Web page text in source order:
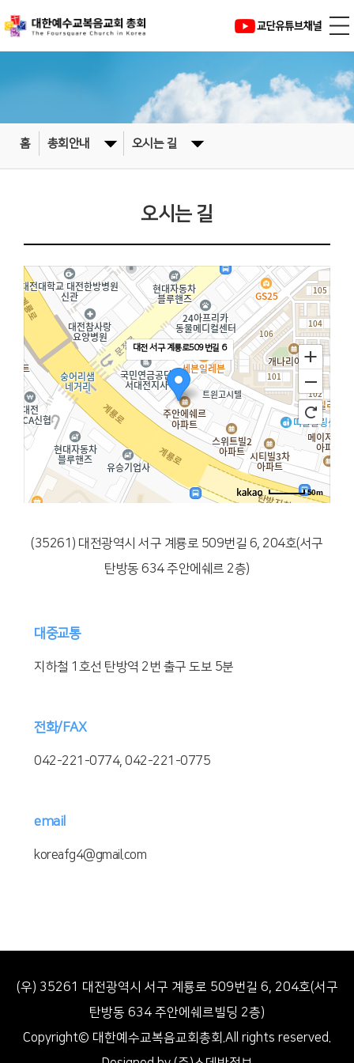
홈 총회안내 오시는 길
오시는 길
대전 서구 계룡로509번길 6
50m
(35261) 대전광역시 서구 계룡로 509번길 6, 204호(서구
탄방동 634 주안에쉐르 2층)
대중교통
지하철 1호선 탄방역 2번 출구 도보 5분
전화/FAX
042-221-0774, 042-221-0775
email
koreafg4@gmail.com
(우) 35261 대전광역시 서구 계룡로 509번길 6, 204호(서구
탄방동 634 주안에쉐르빌딩 2층)
Copyright© 대한예수교복음교회총회.All rights reserved.